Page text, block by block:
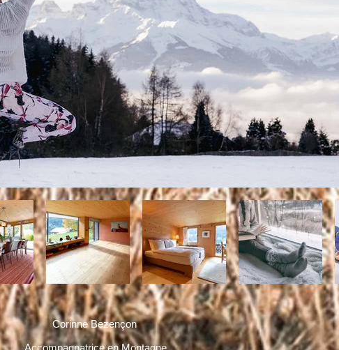
Corinne Bezençon
Accompagnatrice en Montagne